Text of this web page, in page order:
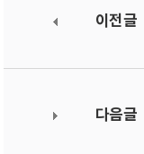
이전글
다음글